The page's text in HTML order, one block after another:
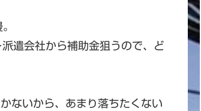
遣会社から補助金狙うので、ど
ないから、あまり落ちたくない